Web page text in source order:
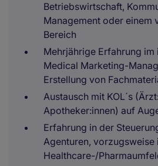
Betriebswirtschaft,
Management oder einem
Bereich
Mehrjährige Erfahrung im
Medical Marketing-
Erstellung von
Austausch mit KOL´s
Apotheker:innen) auf
Erfahrung in der
Agenturen, vorzugsweise
Healthcare-/